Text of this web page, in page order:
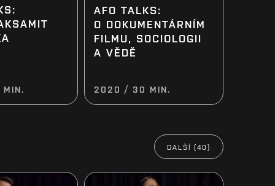
AFO TALKS:
O DOKUMENTÁRNÍM
FILMU, SOCIOLOGII
A VĚDĚ
2020 / 30 MIN.
DALŠÍ (40)